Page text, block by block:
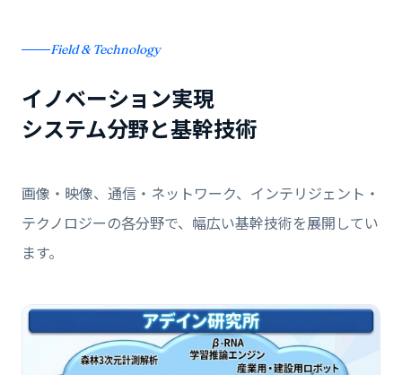
Field & Technology
イノベーション実現
システム分野と基幹技術
画像・映像、通信・ネットワーク、インテリジェント・
テクノロジーの各分野で、幅広い基幹技術を展開してい
ます。